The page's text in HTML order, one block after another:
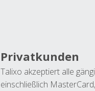
Privatkunden
Talixo akzeptiert alle
einschließlich